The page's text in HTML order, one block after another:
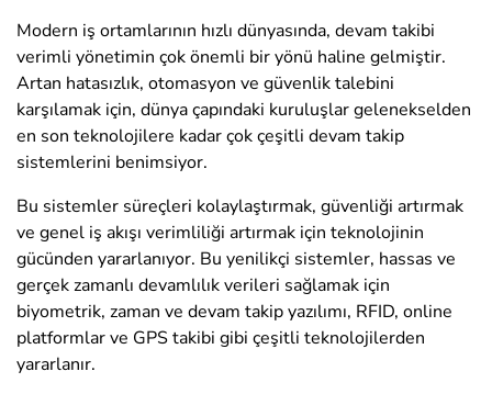
Modern iş ortamlarının hızlı dünyasında, devam takibi
verimli yönetimin çok önemli bir yönü haline gelmiştir.
Artan hatasızlık, otomasyon ve güvenlik talebini
karşılamak için, dünya çapındaki kuruluşlar gelenekselden
en son teknolojilere kadar çok çeşitli devam takip
sistemlerini benimsiyor.
Bu sistemler süreçleri kolaylaştırmak, güvenliği artırmak
ve genel iş akışı verimliliği artırmak için teknolojinin
gücünden yararlanıyor. Bu yenilikçi sistemler, hassas ve
gerçek zamanlı devamlılık verileri sağlamak için
biyometrik, zaman ve devam takip yazılımı, RFID, online
platformlar ve GPS takibi gibi çeşitli teknolojilerden
yararlanır.